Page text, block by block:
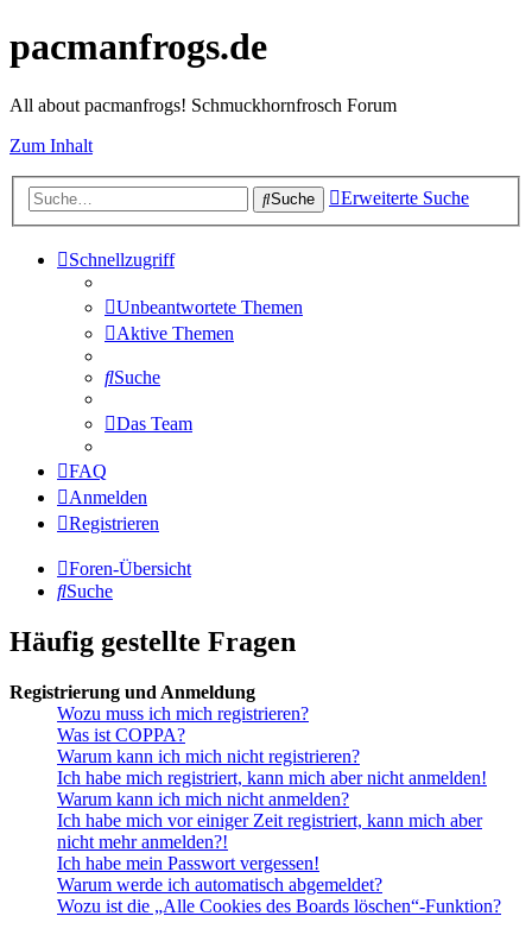
pacmanfrogs.de
All about pacmanfrogs! Schmuckhornfrosch Forum
Zum Inhalt
Suche Erweiterte Suche
Schnellzugriff
Unbeantwortete Themen
Aktive Themen
Suche
Das Team
FAQ
Anmelden
Registrieren
Foren-Übersicht
Suche
Häufig gestellte Fragen
Registrierung und Anmeldung
Wozu muss ich mich registrieren?
Was ist COPPA?
Warum kann ich mich nicht registrieren?
Ich habe mich registriert, kann mich aber nicht anmelden!
Warum kann ich mich nicht anmelden?
Ich habe mich vor einiger Zeit registriert, kann mich aber
nicht mehr anmelden?!
Ich habe mein Passwort vergessen!
Warum werde ich automatisch abgemeldet?
Wozu ist die „Alle Cookies des Boards löschen“-Funktion?